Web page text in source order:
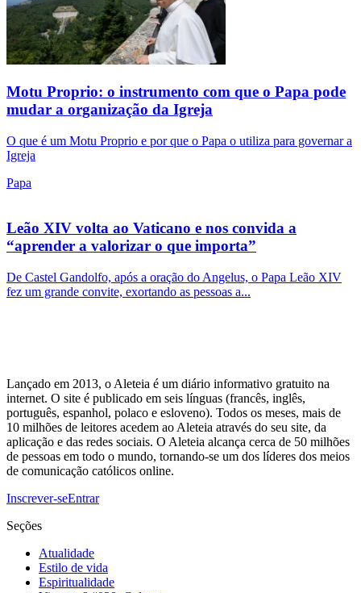
Motu Proprio: o instrumento com que o Papa pode
mudar a organização da Igreja
O que é um Motu Proprio e por que o Papa o utiliza para governar a
Igreja
Papa
Leão XIV volta ao Vaticano e nos convida a
“aprender a valorizar o que importa”
De Castel Gandolfo, após a oração do Angelus, o Papa Leão XIV
fez um grande convite, exortando as pessoas a...
Lançado em 2013, o Aleteia é um diário informativo gratuito na
internet. O site é publicado em seis línguas (francês, inglês,
português, espanhol, polaco e esloveno). Todos os meses, mais de
10 milhões de leitores acedem ao Aleteia através do seu site, da
aplicação e das redes sociais. O Aleteia alcança cerca de 50 milhões
de pessoas em todo o mundo, tornando-se um dos líderes dos meios
de comunicação católicos online.
Inscrever-seEntrar
Seções
Atualidade
Estilo de vida
Espiritualidade